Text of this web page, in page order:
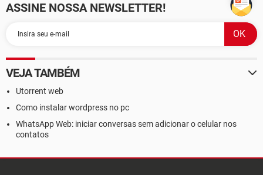
ASSINE NOSSA NEWSLETTER!
VEJA TAMBÉM
Utorrent web
Como instalar wordpress no pc
WhatsApp Web: iniciar conversas sem adicionar o celular nos
contatos